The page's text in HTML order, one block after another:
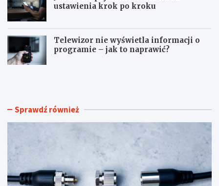
ustawienia krok po kroku
Telewizor nie wyświetla informacji o
programie – jak to naprawić?
J
z
u
ć
k
M
ż
e
a
d
Sprawdź również